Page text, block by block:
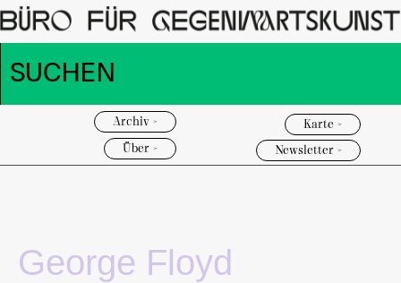
Archiv >
Über >
Karte >
Newsletter >
George Floyd